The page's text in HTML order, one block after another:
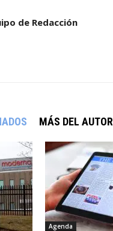
de Redacción
MÁS DEL AUTOR
Agenda